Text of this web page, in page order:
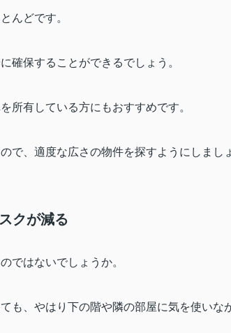
んどです。
確保することができるでしょう。
所有している方にもおすすめです。
で、適度な広さの物件を探すようにしまし
クが減る
ではないでしょうか。
も、やはり下の階や隣の部屋に気を使いな